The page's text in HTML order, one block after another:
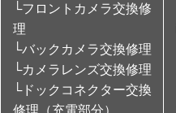
└フロントカメラ交換修
理
└バックカメラ交換修理
└カメラレンズ交換修理
└ドックコネクター交換
修理（充電部分）